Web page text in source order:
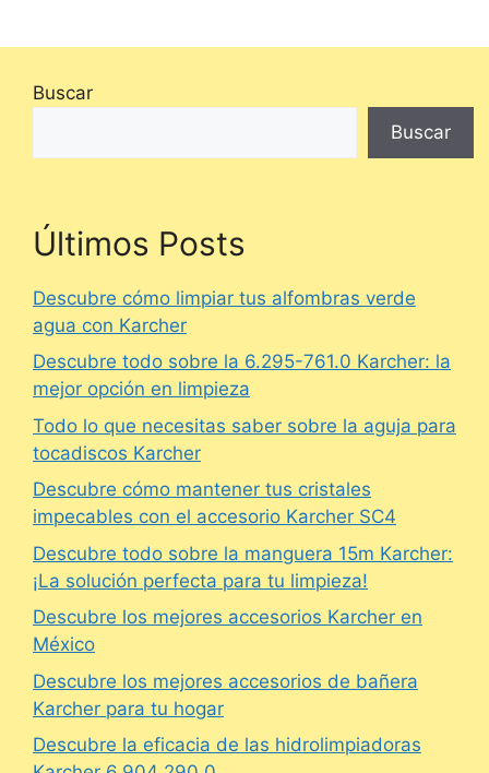
Buscar
Buscar
Últimos Posts
Descubre cómo limpiar tus alfombras verde
agua con Karcher
Descubre todo sobre la 6.295-761.0 Karcher: la
mejor opción en limpieza
Todo lo que necesitas saber sobre la aguja para
tocadiscos Karcher
Descubre cómo mantener tus cristales
impecables con el accesorio Karcher SC4
Descubre todo sobre la manguera 15m Karcher:
¡La solución perfecta para tu limpieza!
Descubre los mejores accesorios Karcher en
México
Descubre los mejores accesorios de bañera
Karcher para tu hogar
Descubre la eficacia de las hidrolimpiadoras